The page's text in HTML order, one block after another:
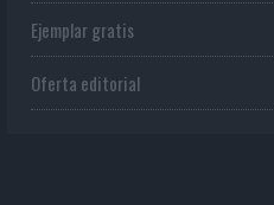
Ejemplar gratis
Oferta editorial